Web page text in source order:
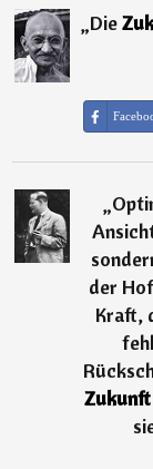
„Die
„
der
Kraft,
Zukunft